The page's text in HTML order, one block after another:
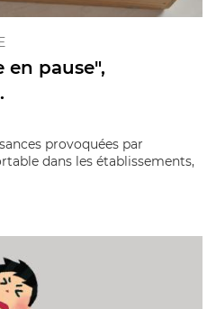
pause",
provoquées par
dans les établissements,